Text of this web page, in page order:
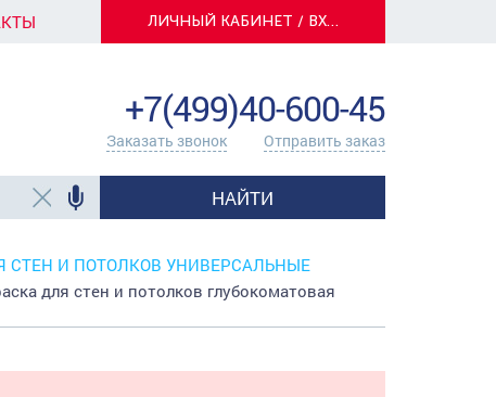
ЛИЧНЫЙ КАБИНЕТ / ВХОД
+7(499)40-600-45
Заказать звонок Отправить заказ
НАЙТИ
СТЕН И ПОТОЛКОВ УНИВЕРСАЛЬНЫЕ
для стен и потолков глубокоматовая